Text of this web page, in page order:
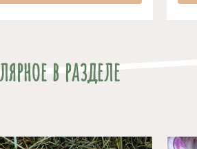
в разделе